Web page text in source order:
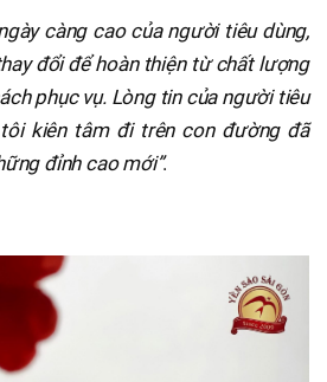
càng cao của người tiêu dùng,
đổi để hoàn thiện từ chất lượng
phục vụ. Lòng tin của người tiêu
kiên tâm đi trên con đường đã
đỉnh cao mới”.